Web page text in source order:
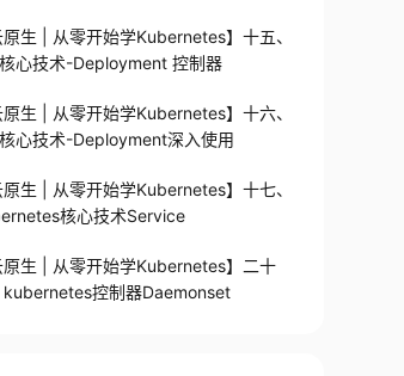
原生 | 从零开始学Kubernetes】十五、
心技术-Deployment 控制器
原生 | 从零开始学Kubernetes】十六、
心技术-Deployment深入使用
原生 | 从零开始学Kubernetes】十七、
核心技术Service
原生 | 从零开始学Kubernetes】二十
kubernetes控制器Daemonset